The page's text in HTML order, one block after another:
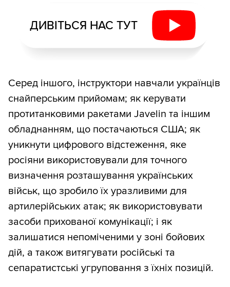
ДИВІТЬСЯ НАС ТУТ
Серед іншого, інструктори навчали українців
снайперським прийомам; як керувати
протитанковими ракетами Javelin та іншим
обладнанням, що постачаються США; як
уникнути цифрового відстеження, яке
росіяни використовували для точного
визначення розташування українських
військ, що зробило їх уразливими для
артилерійських атак; як використовувати
засоби прихованої комунікації; і як
залишатися непоміченими у зоні бойових
дій, а також витягувати російські та
сепаратистські угруповання з їхніх позицій.